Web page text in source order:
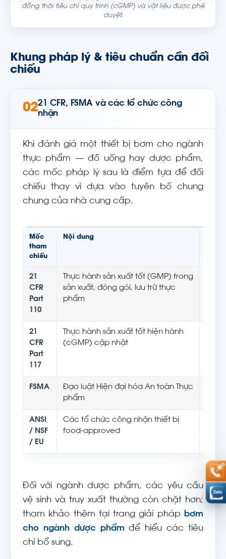
đồng thời tiêu chí quy trình (cGMP) và vật liệu được phê
duyệt.
Khung pháp lý & tiêu chuẩn cần đối
chiếu
0221 CFR, FSMA và các tổ chức công
nhận
Khi đánh giá một thiết bị bơm cho ngành
thực phẩm — đồ uống hay dược phẩm,
các mốc pháp lý sau là điểm tựa để đối
chiếu thay vì dựa vào tuyên bố chung
chung của nhà cung cấp.
Mốc
tham
chiếu
Nội dung
21
CFR
Part
110
Thực hành sản xuất tốt (GMP) trong
sản xuất, đóng gói, lưu trữ thực
phẩm
21
CFR
Part
117
Thực hành sản xuất tốt hiện hành
(cGMP) cập nhật
FSMA
Đạo luật Hiện đại hóa An toàn Thực
phẩm
ANSI
/ NSF
/ EU
Các tổ chức công nhận thiết bị
food-approved
Đối với ngành dược phẩm, các yêu cầu
vệ sinh và truy xuất thường còn chặt hơn;
tham khảo thêm tại trang giải pháp
bơm
cho ngành dược phẩm để hiểu các tiêu
chí bổ sung.